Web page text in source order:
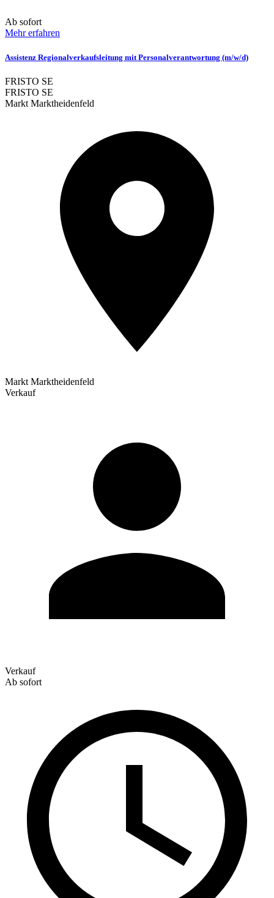
Ab sofort
Mehr erfahren
Assistenz Regionalverkaufsleitung mit Personalverantwortung (m/w/d)
FRISTO SE
FRISTO SE
Markt Marktheidenfeld
Markt Marktheidenfeld
Verkauf
Verkauf
Ab sofort